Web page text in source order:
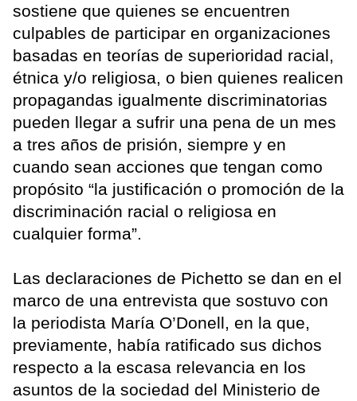
sostiene que quienes se encuentren
culpables de participar en organizaciones
basadas en teorías de superioridad racial,
étnica y/o religiosa, o bien quienes realicen
propagandas igualmente discriminatorias
pueden llegar a sufrir una pena de un mes
a tres años de prisión, siempre y en
cuando sean acciones que tengan como
propósito “la justificación o promoción de la
discriminación racial o religiosa en
cualquier forma”.
Las declaraciones de Pichetto se dan en el
marco de una entrevista que sostuvo con
la periodista María O’Donell, en la que,
previamente, había ratificado sus dichos
respecto a la escasa relevancia en los
asuntos de la sociedad del Ministerio de